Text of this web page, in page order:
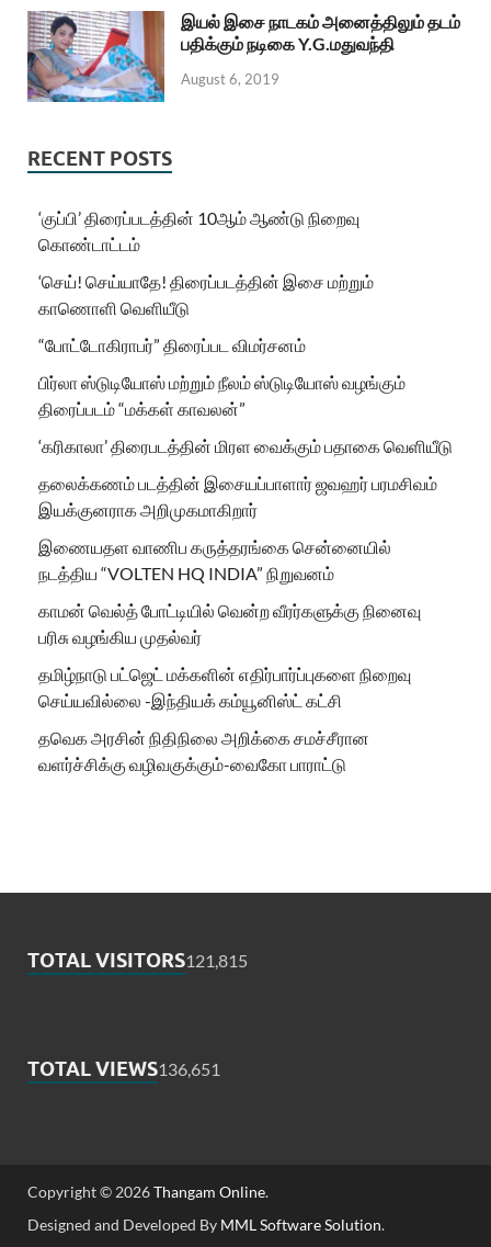
இயல் இசை நாடகம் அனைத்திலும் தடம்
பதிக்கும் நடிகை Y.G.மதுவந்தி
August 6, 2019
RECENT POSTS
‘குப்பி’ திரைப்படத்தின் 10ஆம் ஆண்டு நிறைவு
கொண்டாட்டம்
‘செய்! செய்யாதே! திரைப்படத்தின் இசை மற்றும்
காணொளி வெளியீடு
“போட்டோகிராபர்” திரைப்பட விமர்சனம்
பிர்லா ஸ்டுடியோஸ் மற்றும் நீலம் ஸ்டுடியோஸ் வழங்கும்
திரைப்படம் “மக்கள் காவலன்”
‘கரிகாலா’ திரைபடத்தின் மிரள வைக்கும் பதாகை வெளியீடு
தலைக்கணம் படத்தின் இசையப்பாளார் ஜவஹர் பரமசிவம்
இயக்குனராக அறிமுகமாகிறார்
இணையதள வாணிப கருத்தரங்கை சென்னையில்
நடத்திய “VOLTEN HQ INDIA” நிறுவனம்
காமன் வெல்த் போட்டியில் வென்ற வீரர்களுக்கு நினைவு
பரிசு வழங்கிய முதல்வர்
தமிழ்நாடு பட்ஜெட் மக்களின் எதிர்பார்ப்புகளை நிறைவு
செய்யவில்லை -இந்தியக் கம்யூனிஸ்ட் கட்சி
தவெக அரசின் நிதிநிலை அறிக்கை சமச்சீரான
வளர்ச்சிக்கு வழிவகுக்கும்-வைகோ பாராட்டு
TOTAL VISITORS121,815
TOTAL VIEWS136,651
Copyright © 2026Thangam Online.
Designed and Developed By MML Software Solution.